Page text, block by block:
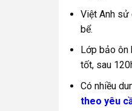
Việt Anh sử
bể.
Lớp bảo
tốt, sau
Có nhiều
theo yêu